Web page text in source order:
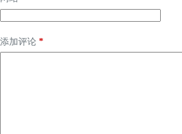
添加评论 *